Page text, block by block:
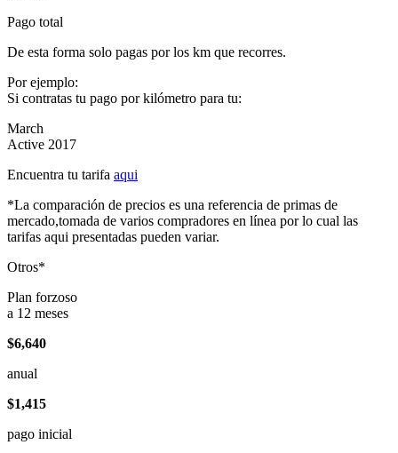
Pago total
De esta forma solo pagas por los km que recorres.
Por ejemplo:
Si contratas tu pago por kilómetro para tu:
March
Active 2017
Encuentra tu tarifa aqui
*La comparación de precios es una referencia de primas de
mercado,tomada de varios compradores en línea por lo cual las
tarifas aqui presentadas pueden variar.
Otros*
Plan forzoso
a 12 meses
$6,640
anual
$1,415
pago inicial